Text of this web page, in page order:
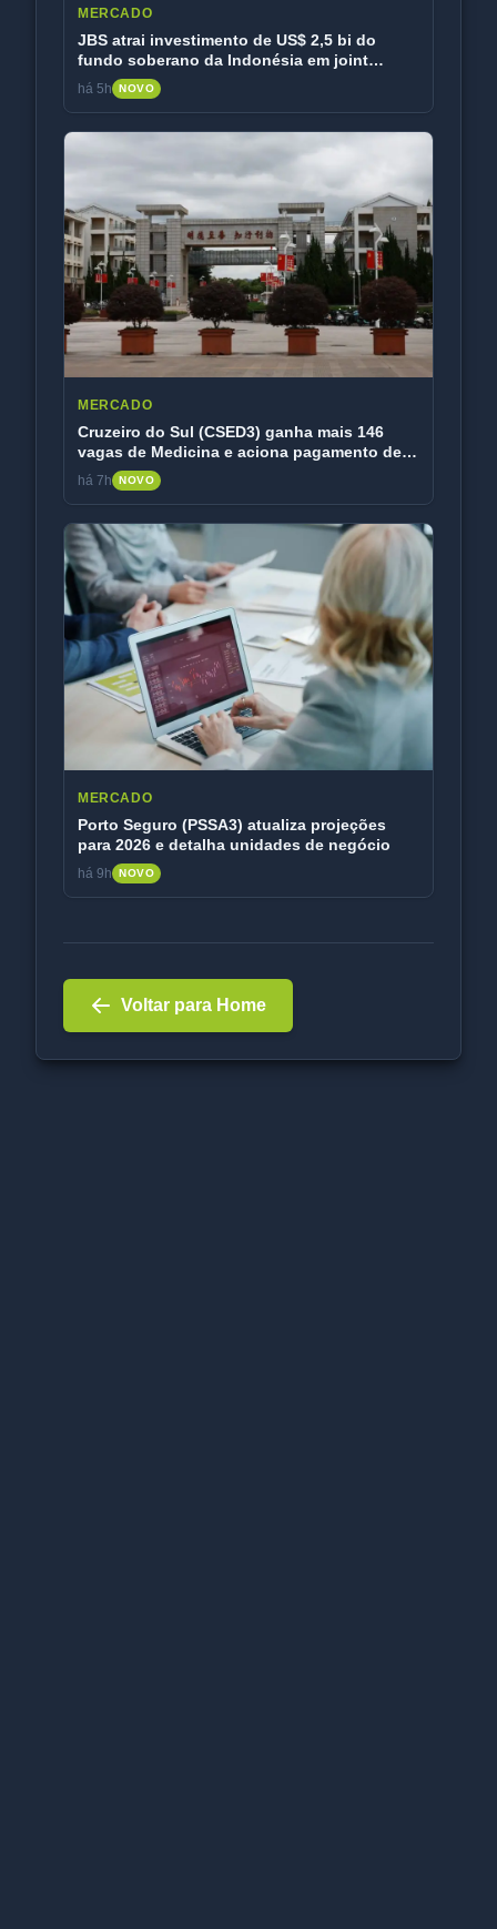
MERCADO
JBS atrai investimento de US$ 2,5 bi do
fundo soberano da Indonésia em joint
venture
há 5h NOVO
MERCADO
Cruzeiro do Sul (CSED3) ganha mais 146
vagas de Medicina e aciona pagamento de
R$ 185 mi
há 7h NOVO
MERCADO
Porto Seguro (PSSA3) atualiza projeções
para 2026 e detalha unidades de negócio
há 9h NOVO
Voltar para Home